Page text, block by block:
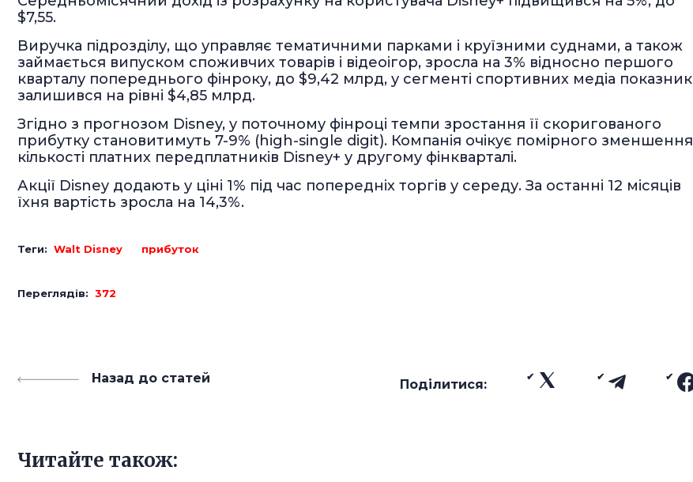
$7,55.
Виручка підрозділу, що управляє тематичними парками і круїзними суднами, а також
займається випуском споживчих товарів і відеоігор, зросла на 3% відносно першого
кварталу попереднього фінроку, до $9,42 млрд, у сегменті спортивних медіа показник
залишився на рівні $4,85 млрд.
Згідно з прогнозом Disney, у поточному фінроці темпи зростання її скоригованого
прибутку становитимуть 7-9% (high-single digit). Компанія очікує помірного зменшення
кількості платних передплатників Disney+ у другому фінкварталі.
Акції Disney додають у ціні 1% під час попередніх торгів у середу. За останні 12 місяців
їхня вартість зросла на 14,3%.
Теги: Walt Disney прибуток
Переглядів: 372
Назад до статей Поділитися:
Читайте також: